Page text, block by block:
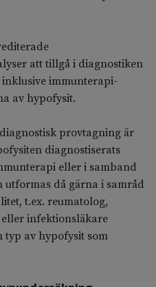
att tillgå i diagnostiken
immunterapi-
av hypofysit.
provtagning är
diagnostiserats
eller i samband
utformas då gärna i samråd
t.ex. reumatolog,
infektionsläkare
typ av hypofysit som